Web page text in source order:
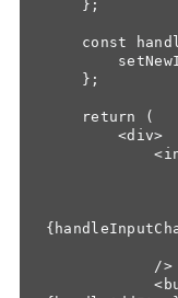
        <div>
            <input
            <button onClick=